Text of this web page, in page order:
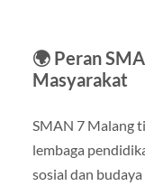
🌍 Peran
Masyarakat
SMAN 7 Malang
lembaga
sosial dan